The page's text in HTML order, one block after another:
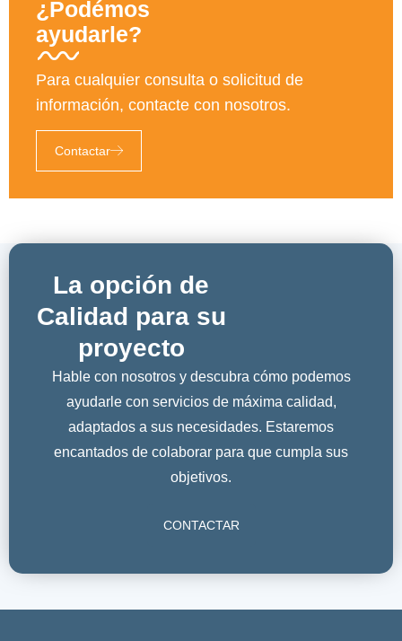
¿Podémos
ayudarle?
Para cualquier consulta o solicitud de
información, contacte con nosotros.
Contactar
La opción de
Calidad para su
proyecto
Hable con nosotros y descubra cómo podemos
ayudarle con servicios de máxima calidad,
adaptados a sus necesidades. Estaremos
encantados de colaborar para que cumpla sus
objetivos.
CONTACTAR